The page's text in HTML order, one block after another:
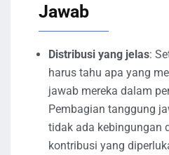
Jawab
Distribusi yang jelas:
harus tahu apa yang
jawab mereka dalam
Pembagian tanggung
tidak ada kebingungan
kontribusi yang